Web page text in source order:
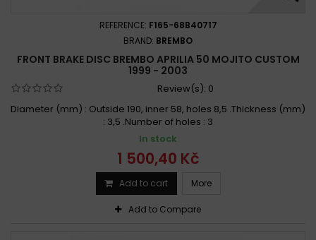
REFERENCE: F165-68B40717
BRAND: BREMBO
FRONT BRAKE DISC BREMBO APRILIA 50 MOJITO CUSTOM
1999 - 2003
Review(s): 0
Diameter (mm) : Outside 190, inner 58, holes 8,5 .Thickness (mm)
: 3,5 .Number of holes : 3
In stock
1 500,40 Kč
Add to cart More
Add to Compare